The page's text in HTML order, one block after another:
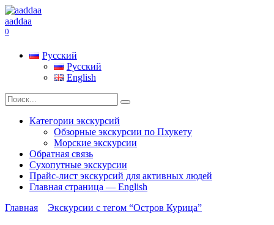
Перейти
к
содержанию
aaddaa
0
Русский
Русский
English
Search
for:
Категории экскурсий
Обзорные экскурсии по Пхукету
Морские экскурсии
Обратная связь
Сухопутные экскурсии
Прайс-лист экскурсий для активных людей
Главная страница — English
Главная
Экскурсии с тегом “Остров Курица”